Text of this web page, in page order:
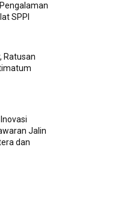
SPPI
Ratusan
Jalin
dan